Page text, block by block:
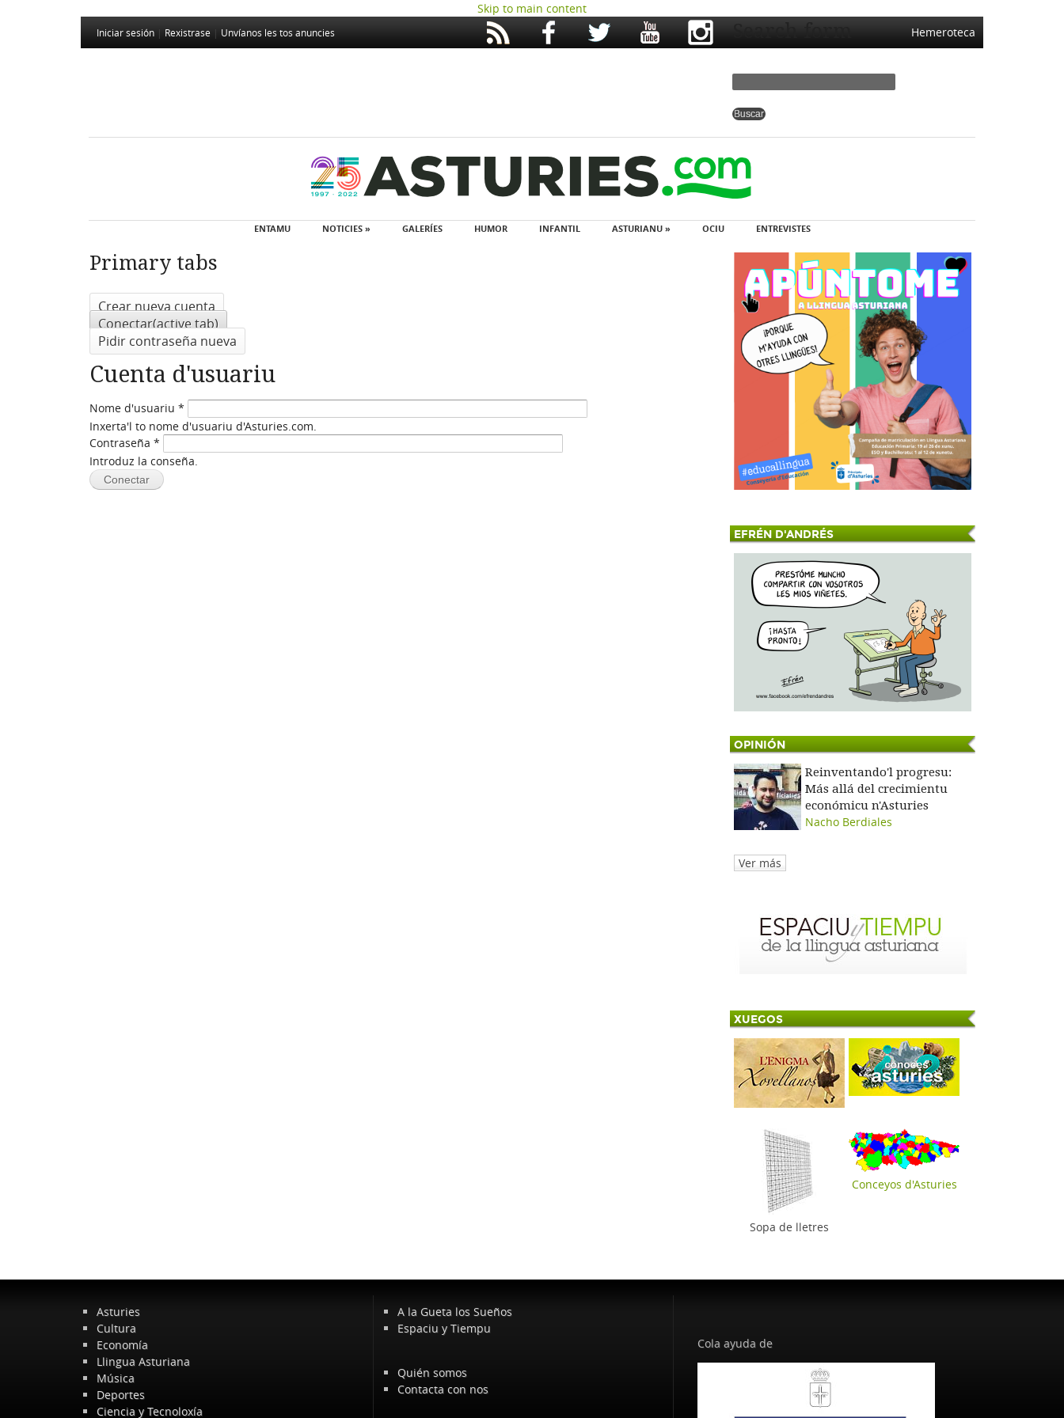
Skip to main content
Iniciar sesión Rexistrase Unvíanos les tos anuncies Hemeroteca
Search form
ENTAMU NOTICIES » GALERÍES HUMOR INFANTIL ASTURIANU » OCIU ENTREVISTES
Primary tabs
Crear nueva cuenta
Conectar(active tab)
Pidir contraseña nueva
Cuenta d'usuariu
Nome d'usuariu *
Inxerta'l to nome d'usuariu d'Asturies.com.
Contraseña *
Introduz la conseña.
EFRÉN D'ANDRÉS
OPINIÓN
Reinventando'l progresu:
Más allá del crecimientu
económicu n'Asturies
Nacho Berdiales
Ver más
XUEGOS
Sopa de lletres
Conceyos d'Asturies
Asturies
Cultura
Economía
Llingua Asturiana
Música
Deportes
Ciencia y Tecnoloxía
A la Gueta los Sueños
Espaciu y Tiempu
Quién somos
Contacta con nos
Cola ayuda de